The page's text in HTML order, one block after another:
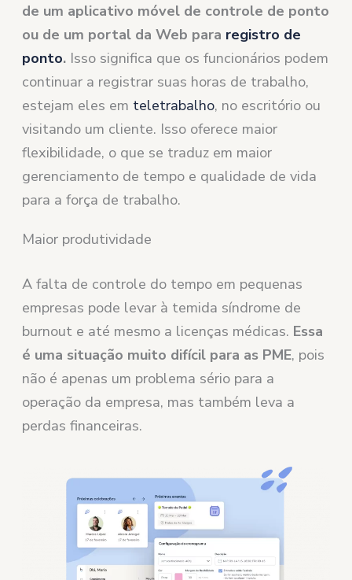
de um aplicativo móvel de controle de ponto
ou de um portal da Web para registro de
ponto. Isso significa que os funcionários podem
continuar a registrar suas horas de trabalho,
estejam eles em teletrabalho, no escritório ou
visitando um cliente. Isso oferece maior
flexibilidade, o que se traduz em maior
gerenciamento de tempo e qualidade de vida
para a força de trabalho.
Maior produtividade
A falta de controle do tempo em pequenas
empresas pode levar à temida síndrome de
burnout e até mesmo a licenças médicas. Essa
é uma situação muito difícil para as PME, pois
não é apenas um problema sério para a
operação da empresa, mas também leva a
perdas financeiras.